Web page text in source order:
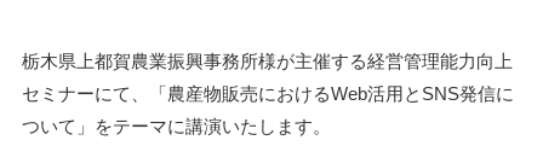
栃木県上都賀農業振興事務所様が主催する経営管理能力向上
セミナーにて、「農産物販売におけるWeb活用とSNS発信に
ついて」をテーマに講演いたします。